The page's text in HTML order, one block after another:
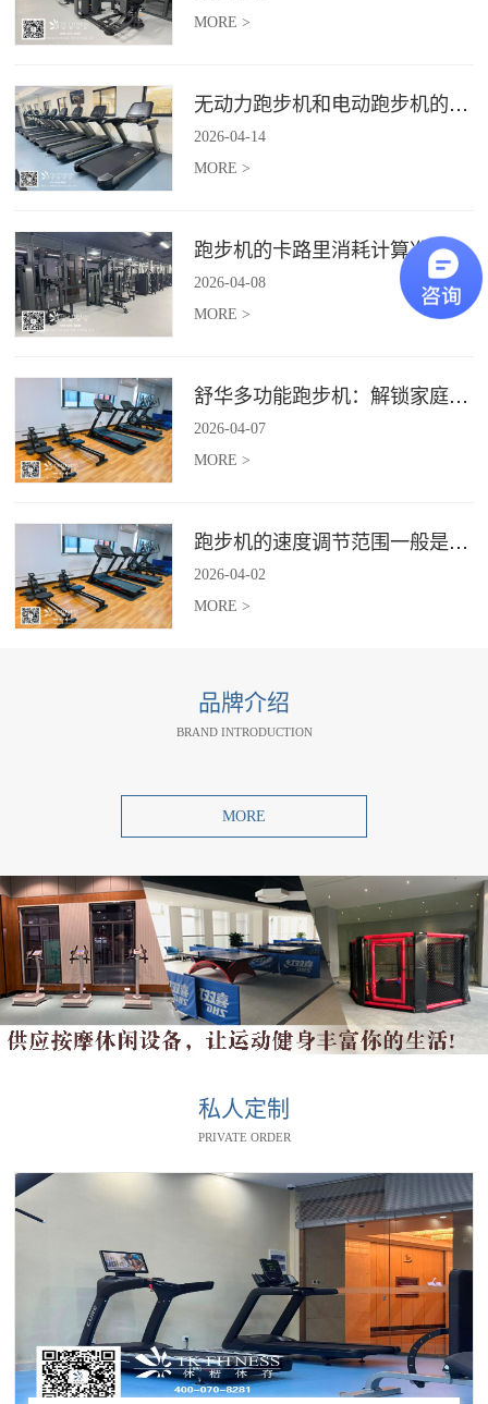
MORE >
无动力跑步机和电动跑步机的区别是什么？
2026-04-14
MORE >
跑步机的卡路里消耗计算准确吗？
2026-04-08
MORE >
舒华多功能跑步机：解锁家庭健身新体验（体楷体育）
2026-04-07
MORE >
跑步机的速度调节范围一般是多少？
2026-04-02
MORE >
品牌介绍
BRAND INTRODUCTION
MORE
私人定制
PRIVATE ORDER